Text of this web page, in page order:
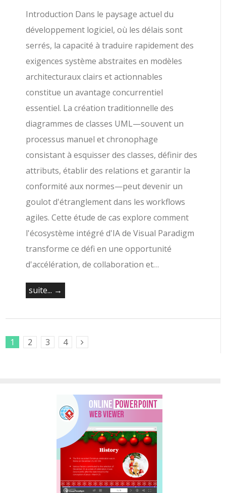
Introduction Dans le paysage actuel du
développement logiciel, où les délais sont
serrés, la capacité à traduire rapidement des
exigences système abstraites en modèles
architecturaux clairs et actionnables
constitue un avantage concurrentiel
essentiel. La création traditionnelle des
diagrammes de classes UML—souvent un
processus manuel et chronophage
consistant à esquisser des classes, définir des
attributs, établir des relations et garantir la
conformité aux normes—peut devenir un
goulot d'étranglement dans les workflows
agiles. Cette étude de cas explore comment
l'écosystème intégré d'IA de Visual Paradigm
transforme ce défi en une opportunité
d'accélération, de collaboration et…
suite... →
1 2 3
4